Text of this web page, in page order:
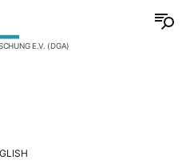
E.V. (DGA)